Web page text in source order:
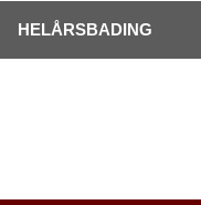
HELÅRSBADING